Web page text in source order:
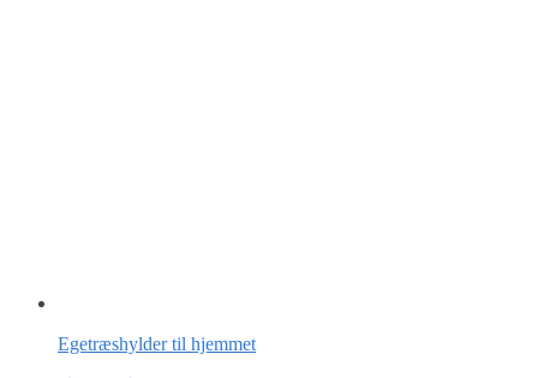
Egetræshylder til hjemmet